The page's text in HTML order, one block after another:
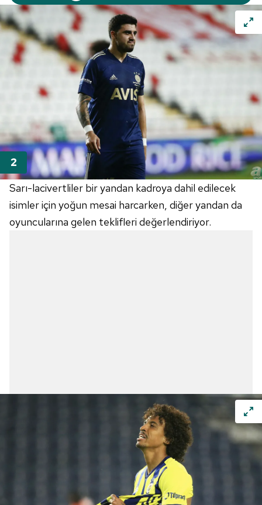
Sarı-lacivertliler bir yandan kadroya dahil edilecek
isimler için yoğun mesai harcarken, diğer yandan da
oyuncularına gelen teklifleri değerlendiriyor.